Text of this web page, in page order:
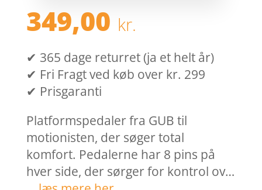
349,00 kr.
✔ 365 dage returret (ja et helt år)
✔ Fri Fragt ved køb over kr. 299
✔ Prisgaranti
Platformspedaler fra GUB til
motionisten, der søger total
komfort. Pedalerne har 8 pins på
hver side, der sørger for kontrol ov…